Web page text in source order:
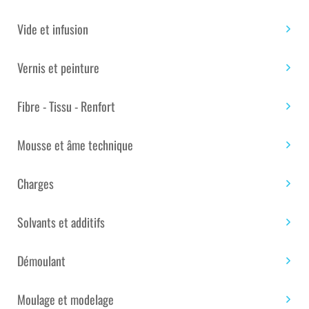
Vide et infusion
Vernis et peinture
Fibre - Tissu - Renfort
Mousse et âme technique
Charges
Solvants et additifs
Démoulant
Moulage et modelage
ADHÉSIF DE PROTECTION BTP
AT6102 BLANC DIM : 100 MM X
33 M
ADHÉSIF DE PROTECTION BTP AT6102 BLANC DIM : 100
AT6102 Ruban Polyéthylène Construction.
émulsion acrylique sensible à la pression, décollement